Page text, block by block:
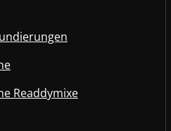
Readdymixe